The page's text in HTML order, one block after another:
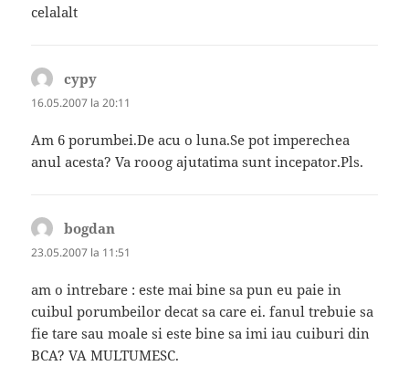
celalalt
cypy
16.05.2007 la 20:11
Am 6 porumbei.De acu o luna.Se pot imperechea
anul acesta? Va rooog ajutatima sunt incepator.Pls.
bogdan
23.05.2007 la 11:51
am o intrebare : este mai bine sa pun eu paie in
cuibul porumbeilor decat sa care ei. fanul trebuie sa
fie tare sau moale si este bine sa imi iau cuiburi din
BCA? VA MULTUMESC.